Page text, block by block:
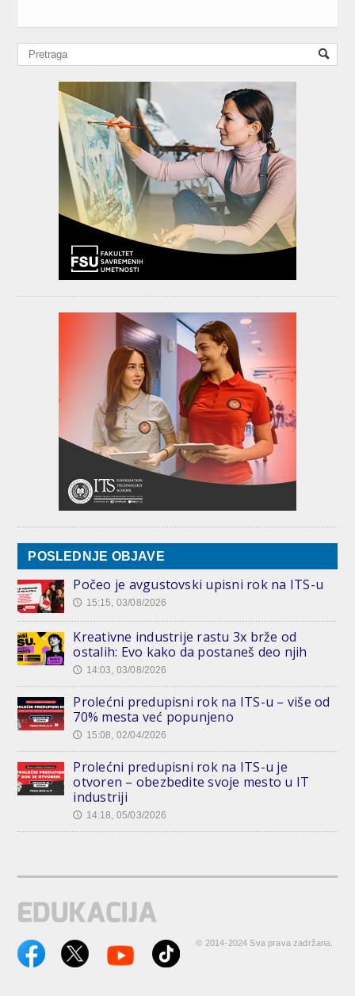
POSLEDNJE OBJAVE
Počeo je avgustovski upisni rok na ITS-u
🕔 15:15, 03/08/2026
Kreativne industrije rastu 3x brže od
ostalih: Evo kako da postaneš deo njih
🕔 14:03, 03/08/2026
Prolećni predupisni rok na ITS-u – više od
70% mesta već popunjeno
🕔 15:08, 02/04/2026
Prolećni predupisni rok na ITS-u je
otvoren – obezbedite svoje mesto u IT
industriji
🕔 14:18, 05/03/2026
© 2014-2024 Sva prava zadržana.